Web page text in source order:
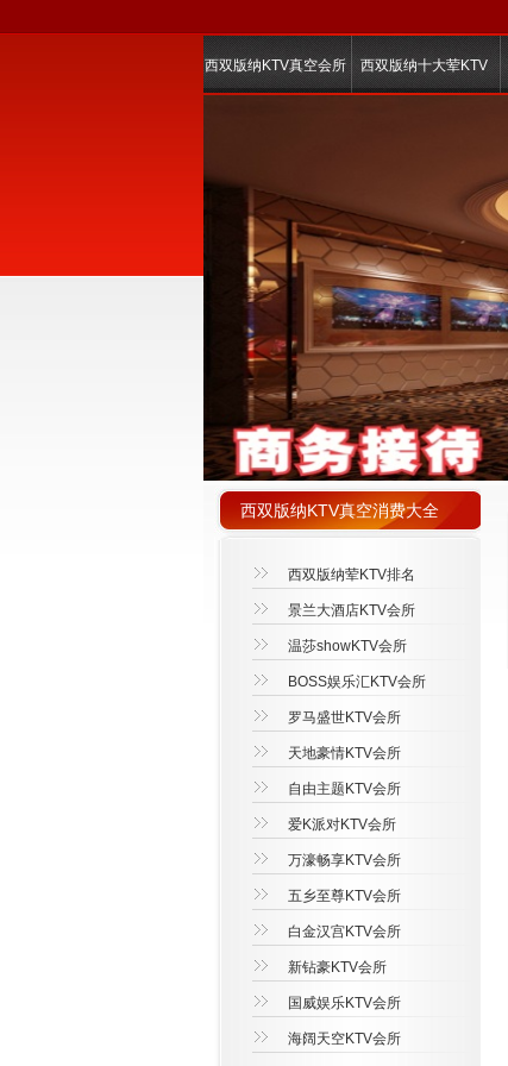
西双版纳KTV真空会所 西双版纳十大荤KTV
西双版纳KTV真空消费大全
西双版纳荤KTV排名
景兰大酒店KTV会所
温莎showKTV会所
BOSS娱乐汇KTV会所
罗马盛世KTV会所
天地豪情KTV会所
自由主题KTV会所
爱K派对KTV会所
万濠畅享KTV会所
五乡至尊KTV会所
白金汉宫KTV会所
新钻豪KTV会所
国威娱乐KTV会所
海阔天空KTV会所